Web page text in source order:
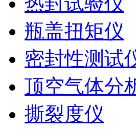
瓶盖扭矩仪
密封性测试
顶空气体分
撕裂度仪